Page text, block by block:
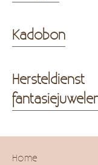
Kadobon
Hersteldienst
Home